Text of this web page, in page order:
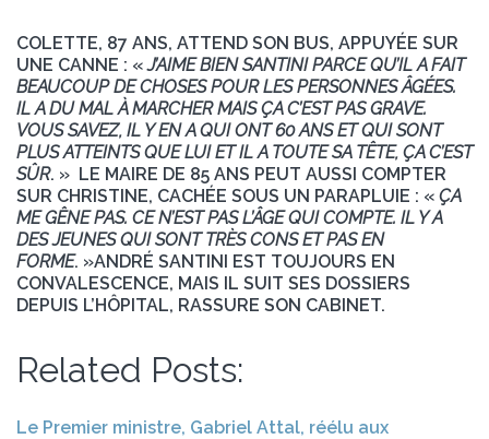
COLETTE, 87 ANS, ATTEND SON BUS, APPUYÉE SUR
UNE CANNE : «J’AIME BIEN SANTINI PARCE QU’IL A FAIT
BEAUCOUP DE CHOSES POUR LES PERSONNES ÂGÉES.
IL A DU MAL À MARCHER MAIS ÇA C’EST PAS GRAVE.
VOUS SAVEZ, IL Y EN A QUI ONT 60 ANS ET QUI SONT
PLUS ATTEINTS QUE LUI ET IL A TOUTE SA TÊTE, ÇA C’EST
SÛR. » LE MAIRE DE 85 ANS PEUT AUSSI COMPTER
SUR CHRISTINE, CACHÉE SOUS UN PARAPLUIE : « ÇA
ME GÊNE PAS. CE N’EST PAS L’ÂGE QUI COMPTE. IL Y A
DES JEUNES QUI SONT TRÈS CONS ET PAS EN
FORME. »ANDRÉ SANTINI EST TOUJOURS EN
CONVALESCENCE, MAIS IL SUIT SES DOSSIERS
DEPUIS L’HÔPITAL, RASSURE SON CABINET.
Related Posts:
Le Premier ministre, Gabriel Attal, réélu aux